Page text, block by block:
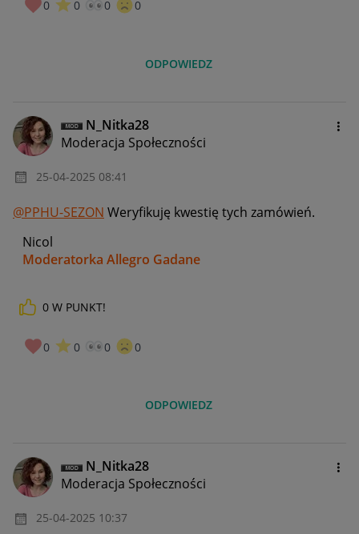
0 0 0 0
ODPOWIEDZ
N_Nitka28
Moderacja Społeczności
‎25-04-2025 08:41
@PPHU-SEZON Weryfikuję kwestię tych zamówień.
Nicol
Moderatorka Allegro Gadane
0 W PUNKT!
0 0 0 0
ODPOWIEDZ
N_Nitka28
Moderacja Społeczności
‎25-04-2025 10:37